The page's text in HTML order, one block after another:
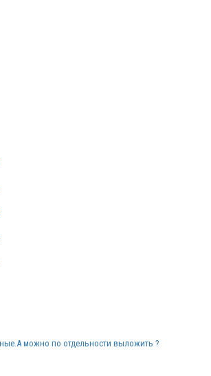
можно по отдельности выложить ?